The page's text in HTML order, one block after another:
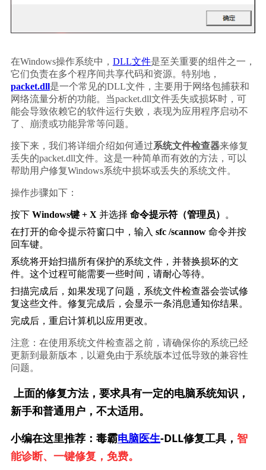
在Windows操作系统中， DLL文件是至关重要的组件之一，
它们负责在多个程序间共享代码和资源。特别地，
packet.dll是一个常见的DLL文件，主要用于网络包捕获和
网络流量分析的功能。当packet.dll文件丢失或损坏时，可
能会导致依赖它的软件运行失败，表现为应用程序启动不
了、崩溃或功能异常等问题。
接下来，我们将详细介绍如何通过系统文件检查器来修复
丢失的packet.dll文件。这是一种简单而有效的方法，可以
帮助用户修复Windows系统中损坏或丢失的系统文件。
操作步骤如下：
按下 Windows键 + X 并选择 命令提示符（管理员）
。
在打开的命令提示符窗口中，输入 sfc /scannow 命令并按
回车键。
系统将开始扫描所有保护的系统文件，并替换损坏的文
件。这个过程可能需要一些时间，请耐心等待。
扫描完成后，如果发现了问题，系统文件检查器会尝试修
复这些文件。修复完成后，会显示一条消息通知你结果。
完成后，重启计算机以应用更改。
注意：在使用系统文件检查器之前，请确保你的系统已经
更新到最新版本，以避免由于系统版本过低导致的兼容性
问题。
上面的修复方法，要求具有一定的电脑系统知识，
新手和普通用户，不太适用。
小编在这里推荐：毒霸电脑医生-DLL修复工具， 智
能诊断、一键修复，免费。